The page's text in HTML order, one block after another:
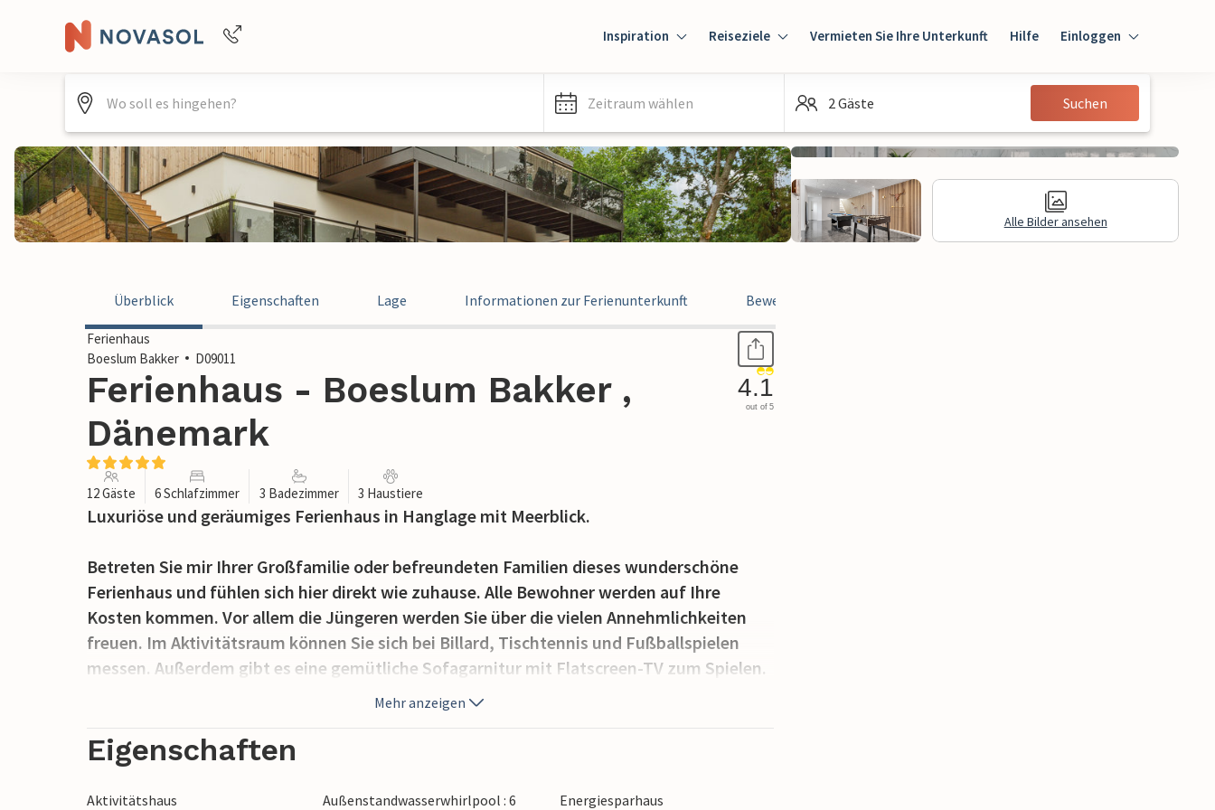
+4940688715475
Inspiration Reiseziele Vermieten Sie Ihre Unterkunft Hilfe Einloggen
Einloggen
Gast
Zeitraum wählen 2 Gäste Suchen
Alle Bilder ansehen
Überblick Eigenschaften Lage Informationen zur Ferienunterkunft Bewertungen
Ferienhaus
Boeslum Bakker
D09011
Ferienhaus - Boeslum Bakker ,
Dänemark
4.1
out of 5
12 Gäste 6 Schlafzimmer 3 Badezimmer 3 Haustiere
Luxuriöse und geräumiges Ferienhaus in Hanglage mit Meerblick.
Betreten Sie mir Ihrer Großfamilie oder befreundeten Familien dieses wunderschöne
Ferienhaus und fühlen sich hier direkt wie zuhause. Alle Bewohner werden auf Ihre
Kosten kommen. Vor allem die Jüngeren werden Sie über die vielen Annehmlichkeiten
freuen. Im Aktivitätsraum können Sie sich bei Billard, Tischtennis und Fußballspielen
messen. Außerdem gibt es eine gemütliche Sofagarnitur mit Flatscreen-TV zum Spielen.
Die Küche ist gut ausgestattet und in offener Verbindung mit Esstisch und Wohnzimmer,
so dass Sie beim Kochen Spaß haben und sich mit den Köchen unterhalten können.
Das komfortable Haus verfügt über zwei Etagen und einem separaten Gebäude, in dem
sich ein exklusiver Wellnessbereich mit Pool – sowie Whirlpool und Sauna auf einer
Terrasse befindet. Im Wellnessbereich können Sie schwimmen und im Pool spielen,
Mehr anzeigen
Eigenschaften
Aktivitätshaus
Außenstandwasserwhirlpool : 6
Energiesparhaus